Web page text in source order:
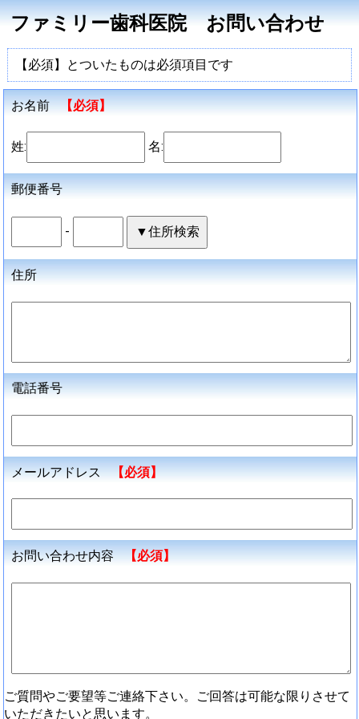
ファミリー歯科医院 お問い合わせ
【必須】とついたものは必須項目です
お名前 【必須】
姓: 名:
郵便番号
-
住所
電話番号
メールアドレス 【必須】
お問い合わせ内容 【必須】
ご質問やご要望等ご連絡下さい。ご回答は可能な限りさせて
いただきたいと思います。